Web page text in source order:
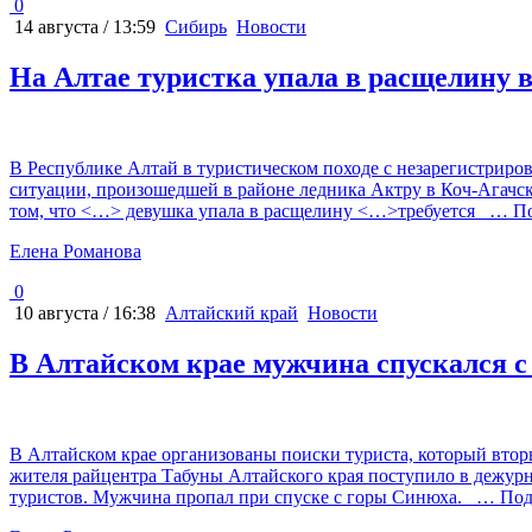
0
14 августа / 13:59 Сибирь Новости
На Алтае туристка упала в расщелину
В Республике Алтай в туристическом походе с
ситуации, произошедшей в районе ледника Актру в Коч-
том, что <…> девушка упала в расщелину <…>требуется
…
Елена Романова
0
10 августа / 16:38 Алтайский край Новости
В Алтайском крае мужчина спускался
В Алтайском крае организованы поиски туриста, который
жителя райцентра Табуны Алтайского края поступило в
туристов. Мужчина пропал при спуске с горы Синюха.
…